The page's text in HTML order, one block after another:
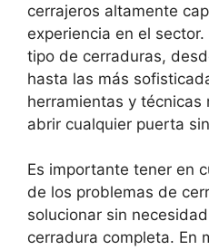
cerrajeros altamente
experiencia en el
tipo de cerraduras,
hasta las más
herramientas y técnicas
abrir cualquier puerta
Es importante tener en
de los problemas de
solucionar sin
cerradura completa. En